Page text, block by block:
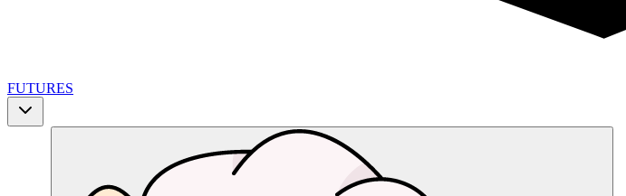
FUTURES